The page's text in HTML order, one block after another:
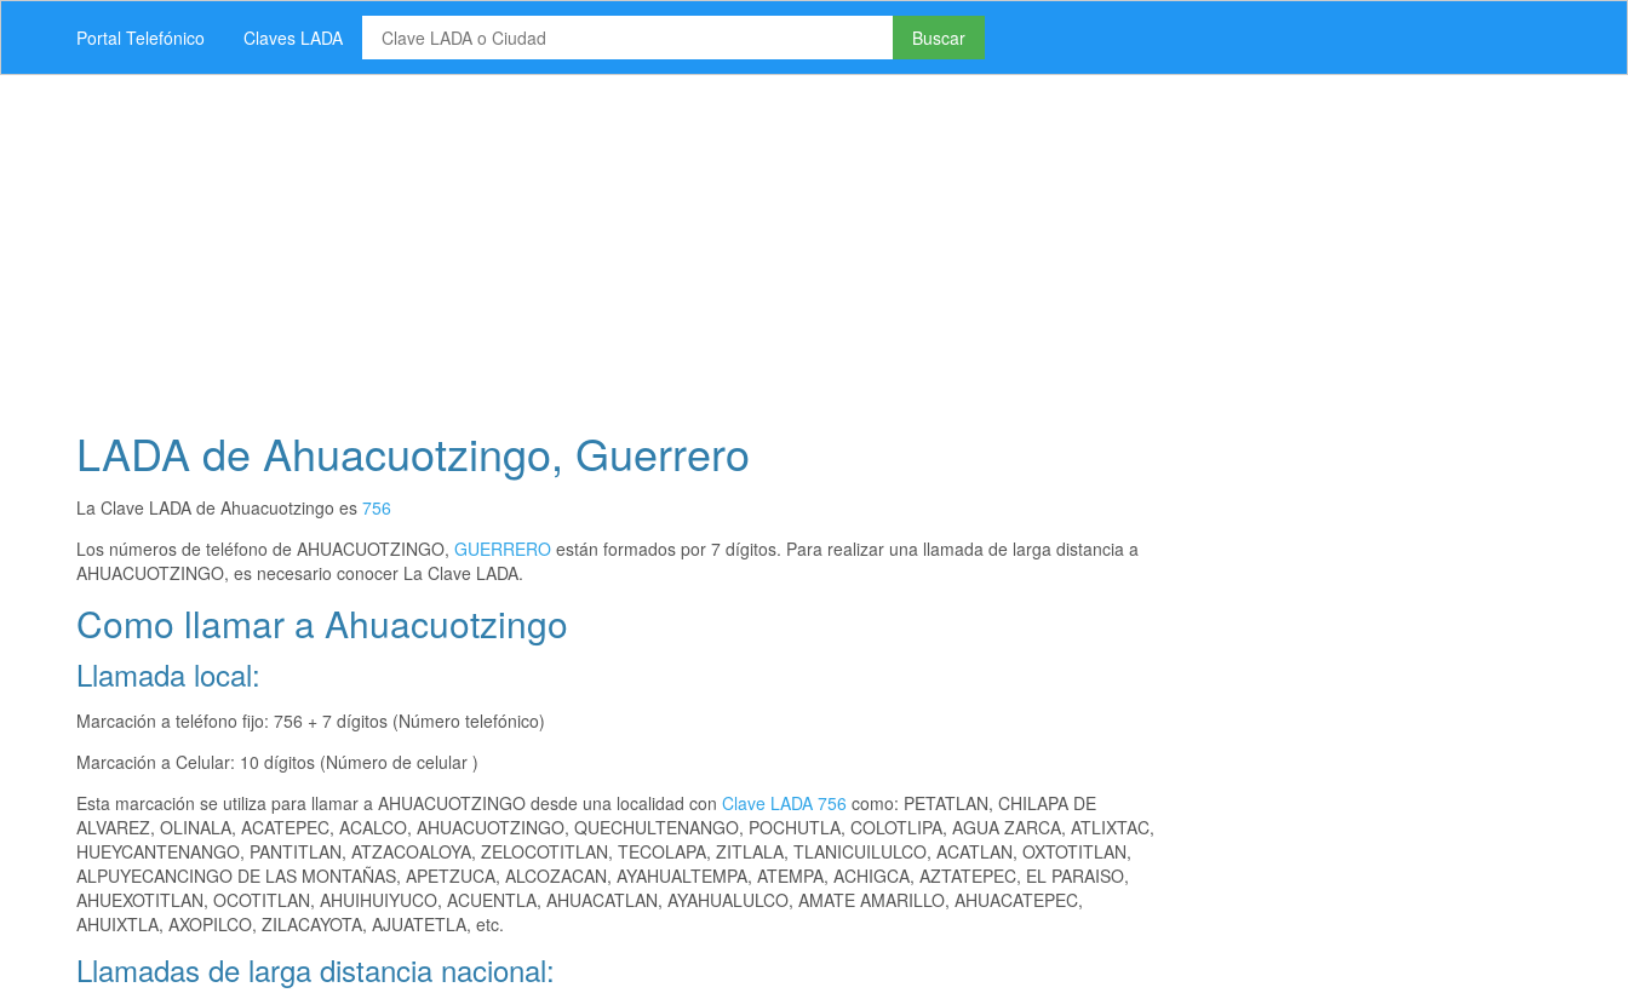
Portal Telefónico Claves LADA Buscar
LADA de Ahuacuotzingo, Guerrero
La Clave LADA de Ahuacuotzingo es 756
Los números de teléfono de AHUACUOTZINGO, GUERRERO están formados por 7 dígitos. Para realizar una llamada de larga distancia a
AHUACUOTZINGO, es necesario conocer La Clave LADA.
Como llamar a Ahuacuotzingo
Llamada local:
Marcación a teléfono fijo: 756 + 7 dígitos (Número telefónico)
Marcación a Celular: 10 dígitos (Número de celular )
Esta marcación se utiliza para llamar a AHUACUOTZINGO desde una localidad con Clave LADA 756 como: PETATLAN, CHILAPA DE
ALVAREZ, OLINALA, ACATEPEC, ACALCO, AHUACUOTZINGO, QUECHULTENANGO, POCHUTLA, COLOTLIPA, AGUA ZARCA, ATLIXTAC,
HUEYCANTENANGO, PANTITLAN, ATZACOALOYA, ZELOCOTITLAN, TECOLAPA, ZITLALA, TLANICUILULCO, ACATLAN, OXTOTITLAN,
ALPUYECANCINGO DE LAS MONTAÑAS, APETZUCA, ALCOZACAN, AYAHUALTEMPA, ATEMPA, ACHIGCA, AZTATEPEC, EL PARAISO,
AHUEXOTITLAN, OCOTITLAN, AHUIHUIYUCO, ACUENTLA, AHUACATLAN, AYAHUALULCO, AMATE AMARILLO, AHUACATEPEC,
AHUIXTLA, AXOPILCO, ZILACAYOTA, AJUATETLA, etc.
Llamadas de larga distancia nacional: